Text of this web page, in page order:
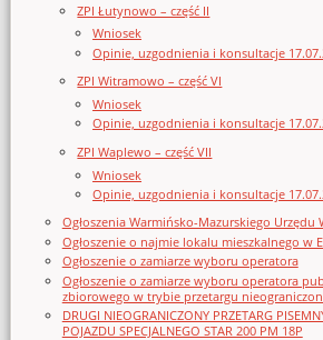
ZPI Łutynowo – część II
Wniosek
Opinie, uzgodnienia i konsultacje
ZPI Witramowo – część VI
Wniosek
Opinie, uzgodnienia i konsultacje
ZPI Waplewo – część VII
Wniosek
Opinie, uzgodnienia i konsultacje
Ogłoszenia Warmińsko-Mazurskiego Urzędu
Ogłoszenie o najmie lokalu mieszkalnego w
Ogłoszenie o zamiarze wyboru operatora
Ogłoszenie o zamiarze wyboru operatora
zbiorowego w trybie przetargu
DRUGI NIEOGRANICZONY PRZETARG
POJAZDU SPECJALNEGO STAR 200 PM 18P